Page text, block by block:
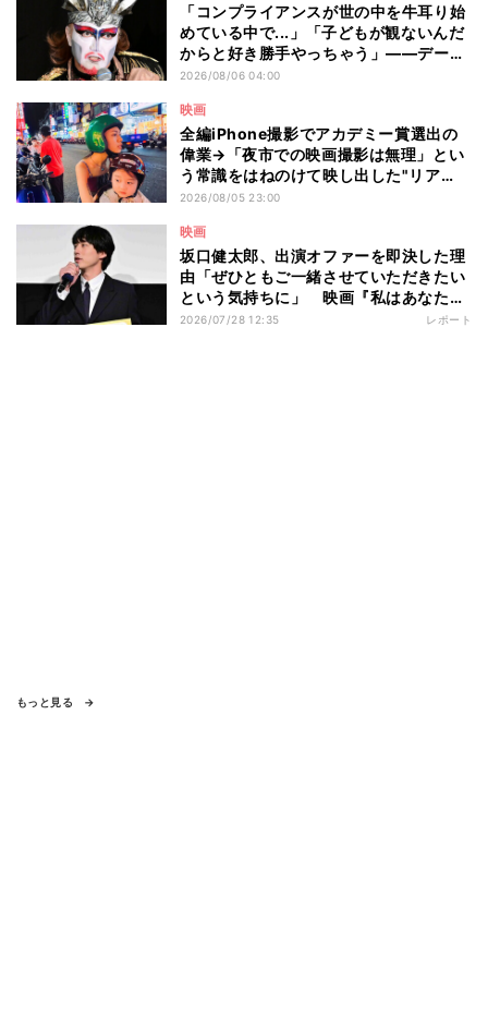
「コンプライアンスが世の中を牛耳り始
めている中で...」「子どもが観ないんだ
からと好き勝手やっちゃう」――デーモ
ン閣下が語る映画『レディ・オア・ノッ
2026/08/06 04:00
映画
全編iPhone撮影でアカデミー賞選出の
偉業→「夜市での映画撮影は無理」とい
う常識をはねのけて映し出した"リア
ル"とは――ツォウ監督が語る映画『左
2026/08/05 23:00
映画
坂口健太郎、出演オファーを即決した理
由「ぜひともご一緒させていただきたい
という気持ちに」 映画『私はあなたを
知らない、』完成披露舞台挨拶
2026/07/28 12:35 レポート
もっと見る